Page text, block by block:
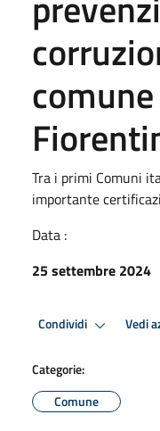
Tra i primi Comuni
importante
Data :
25 settembre 2024
Condividi Vedi
Categorie:
Comune